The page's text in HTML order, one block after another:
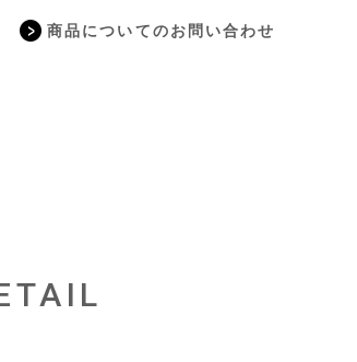
商品についてのお問い合わせ